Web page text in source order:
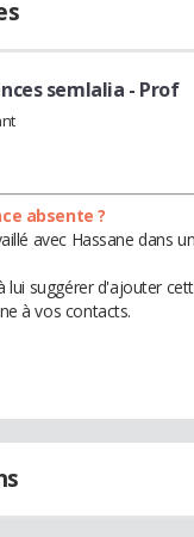
semlalia - Prof
absente ?
avec Hassane dans
lui suggérer d'ajouter
à vos contacts.